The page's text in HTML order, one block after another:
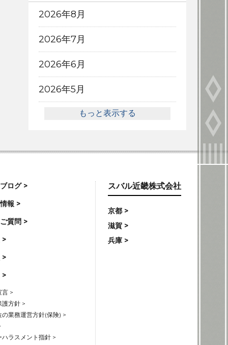
2026年8月
2026年7月
2026年6月
2026年5月
もっと表示する
ログ >
報 >
質問 >
>
>
>
言 >
護方針 >
の業務運営方針(保険) >
ハラスメント指針 >
スバル近畿株式会社
京都 >
滋賀 >
兵庫 >